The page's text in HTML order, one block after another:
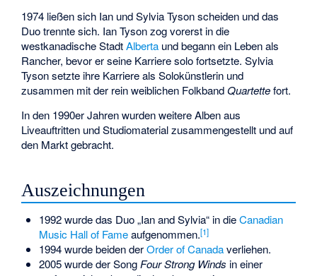
1974 ließen sich Ian und Sylvia Tyson scheiden und das
Duo trennte sich. Ian Tyson zog vorerst in die
westkanadische StadtAlberta und begann ein Leben als
Rancher, bevor er seine Karriere solo fortsetzte. Sylvia
Tyson setzte ihre Karriere als Solokünstlerin und
zusammen mit der rein weiblichen FolkbandQuartettefort.
In den 1990er Jahren wurden weitere Alben aus
Liveauftritten und Studiomaterial zusammengestellt und auf
den Markt gebracht.
Auszeichnungen
1992 wurde das Duo „Ian and Sylvia“ in dieCanadian
Music Hall of Fameaufgenommen.[1]
1994 wurde beiden derOrder of Canadaverliehen.
2005 wurde der SongFour Strong Winds in einer